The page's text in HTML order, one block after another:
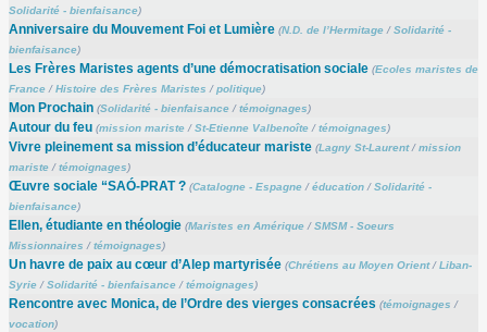
Solidarité - bienfaisance)
Anniversaire du Mouvement Foi et Lumière (N.D. de l’Hermitage/Solidarité -
bienfaisance)
Les Frères Maristes agents d’une démocratisation sociale (Ecoles maristes de
France/Histoire des Frères Maristes /politique)
Mon Prochain (Solidarité - bienfaisance/témoignages)
Autour du feu (mission mariste/St-Etienne Valbenoîte/témoignages)
Vivre pleinement sa mission d’éducateur mariste (Lagny St-Laurent/mission
mariste/témoignages)
Œuvre sociale “SAÓ-PRAT ? (Catalogne - Espagne/éducation/Solidarité -
bienfaisance)
Ellen, étudiante en théologie (Maristes en Amérique/SMSM - Soeurs
Missionnaires /témoignages)
Un havre de paix au cœur d’Alep martyrisée (Chrétiens au Moyen Orient/Liban-
Syrie/Solidarité - bienfaisance/témoignages)
Rencontre avec Monica, de l’Ordre des vierges consacrées (témoignages /
vocation)